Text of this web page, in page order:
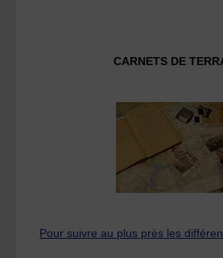
CARNETS DE
Pour suivre au plus près les